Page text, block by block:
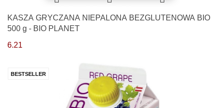
KASZA GRYCZANA NIEPALONA BEZGLUTENOWA BIO
500 g - BIO PLANET
6.21
BESTSELLER